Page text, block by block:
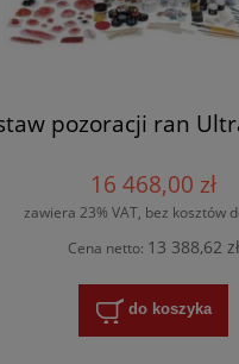
pozoracji ran
16 468,00 zł
zawiera 23% VAT, bez kosztów
Cena netto: 13 388,62 zł
do koszyka